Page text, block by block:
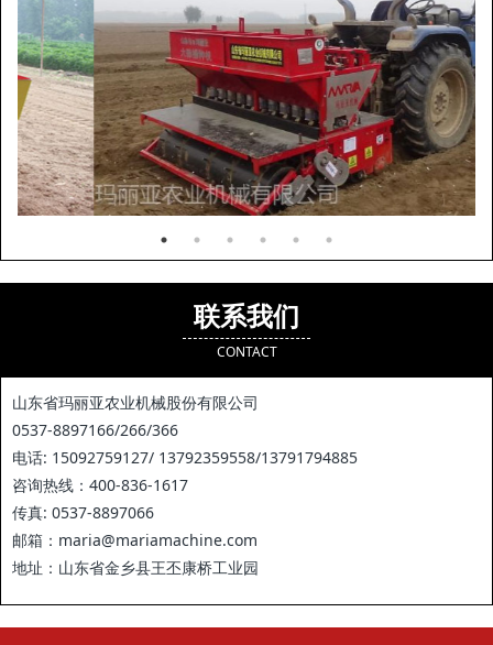
联系我们
CONTACT
山东省玛丽亚农业机械股份有限公司
0537-8897166/266/366
电话: 15092759127/ 13792359558/13791794885
咨询热线：400-836-1617
传真: 0537-8897066
邮箱：maria@mariamachine.com
地址：山东省金乡县王丕康桥工业园